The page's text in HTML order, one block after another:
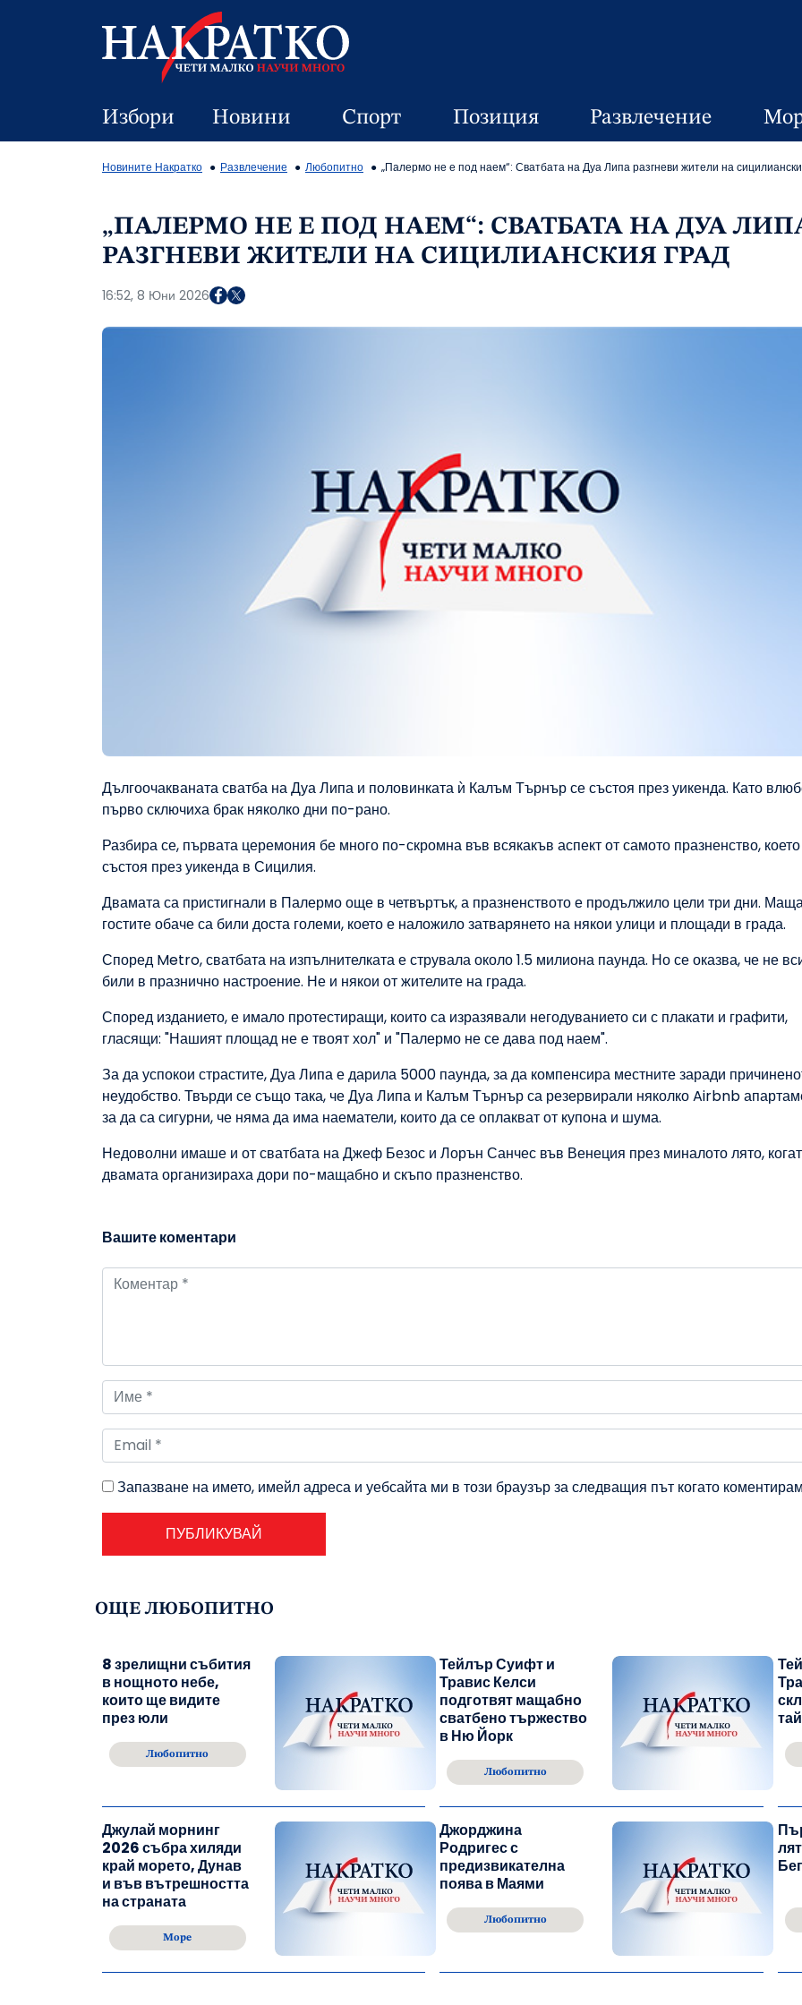
Избори Новини Спорт Позиция Развлечение
Новините Накратко Развлечение Любопитно „Палермо не е под наем“: Сватбата на Дуа Липа разгневи жители на
„ПАЛЕРМО НЕ Е ПОД НАЕМ“: СВАТБАТА НА ДУА
РАЗГНЕВИ ЖИТЕЛИ НА СИЦИЛИАНСКИЯ ГРАД
16:52, 8 Юни 2026
Дългоочакваната сватба на Дуа Липа и половинката ѝ Калъм Търнър се състоя през уикенда. Като
първо сключиха брак няколко дни по-рано.
Разбира се, първата церемония бе много по-скромна във всякакъв аспект от самото празненство,
състоя през уикенда в Сицилия.
Двамата са пристигнали в Палермо още в четвъртък, а празненството е продължило цели три дни.
гостите обаче са били доста големи, което е наложило затварянето на някои улици и площади в града.
Според Metro, сватбата на изпълнителката е струвала около 1.5 милиона паунда. Но се оказва, че не
били в празнично настроение. Не и някои от жителите на града.
Според изданието, е имало протестиращи, които са изразявали негодуванието си с плакати и графити,
гласящи: "Нашият площад не е твоят хол" и "Палермо не се дава под наем".
За да успокои страстите, Дуа Липа е дарила 5000 паунда, за да компенсира местните заради
неудобство. Твърди се също така, че Дуа Липа и Калъм Търнър са резервирали няколко Airbnb
за да са сигурни, че няма да има наематели, които да се оплакват от купона и шума.
Недоволни имаше и от сватбата на Джеф Безос и Лорън Санчес във Венеция през миналото лято,
двамата организираха дори по-мащабно и скъпо празненство.
Вашите коментари
Запазване на името, имейл адреса и уебсайта ми в този браузър за следващия път когато
ОЩЕ ЛЮБОПИТНО
8 зрелищни събития
в нощното небе,
които ще видите
през юли
Любопитно
Тейлър Суифт и
Травис Келси
подготвят мащабно
сватбено тържество
в Ню Йорк
Любопитно
Джулай морнинг
2026 събра хиляди
край морето, Дунав
и във вътрешността
на страната
Море
Джорджина
Родригес с
предизвикателна
поява в Маями
Любопитно